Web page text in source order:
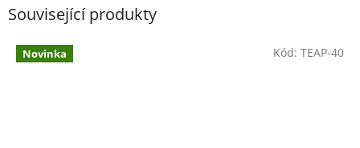
Související produkty
Novinka Kód: TEAP-40